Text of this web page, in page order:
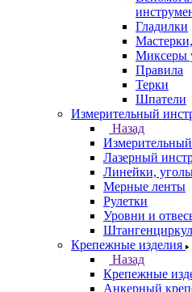
Гладилки
Миксеры
Правила
Терки
Шпатели
Измерительный
Назад
Лазерный
Линейки,
Мерные ленты
Рулетки
Уровни и
Крепежные изделия
Назад
Крепежные
Анкерный